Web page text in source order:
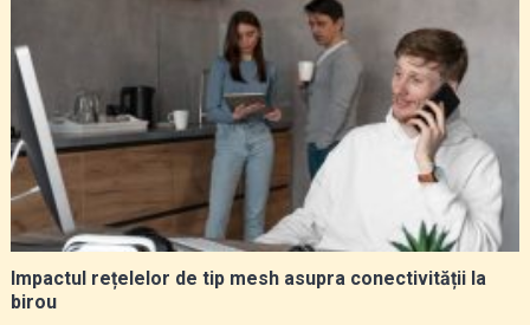
Impactul rețelelor de tip mesh asupra conectivității la
birou